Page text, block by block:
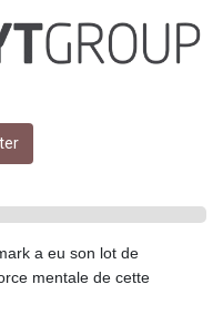
0.85592
0.856301
10116.834102
241.004293
a eu son lot de
mentale de cette